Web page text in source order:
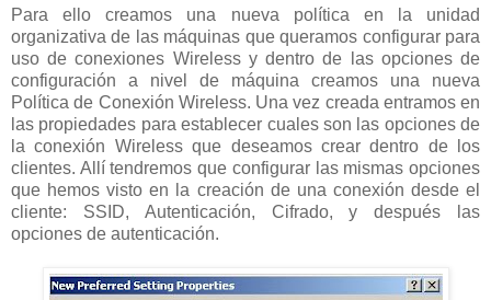
Para ello creamos una nueva política en la unidad
organizativa de las máquinas que queramos configurar para
uso de conexiones Wireless y dentro de las opciones de
configuración a nivel de máquina creamos una nueva
Política de Conexión Wireless. Una vez creada entramos en
las propiedades para establecer cuales son las opciones de
la conexión Wireless que deseamos crear dentro de los
clientes. Allí tendremos que configurar las mismas opciones
que hemos visto en la creación de una conexión desde el
cliente: SSID, Autenticación, Cifrado, y después las
opciones de autenticación.